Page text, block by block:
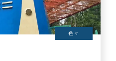
色々